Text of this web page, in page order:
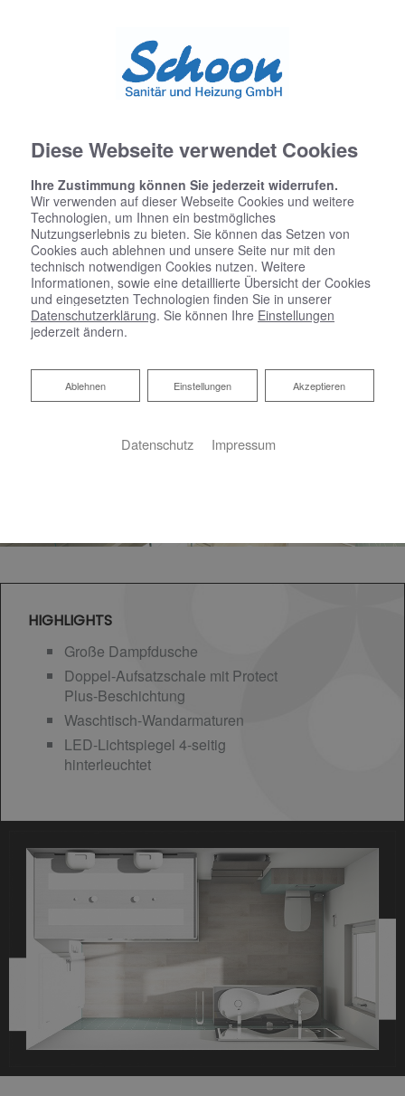
Startseite»Bad»Badinspiration & Musterbäder
Luxus-Bad 7 ㎡
HIGHLIGHTS
Große Dampfdusche
Doppel-Aufsatzschale mit Protect
Plus-Beschichtung
Waschtisch-Wandarmaturen
LED-Lichtspiegel 4-seitig
hinterleuchtet
Diese Webseite verwendet Cookies
Ihre Zustimmung können Sie jederzeit widerrufen.
Wir verwenden auf dieser Webseite Cookies und weitere
Technologien, um Ihnen ein bestmögliches
Nutzungserlebnis zu bieten. Sie können das Setzen von
Cookies auch ablehnen und unsere Seite nur mit den
technisch notwendigen Cookies nutzen. Weitere
Informationen, sowie eine detaillierte Übersicht der Cookies
und eingesetzten Technologien finden Sie in unserer
Datenschutzerklärung. Sie können Ihre Einstellungen
jederzeit ändern.
Akzeptieren
Einstellungen
Ablehnen
Ablehnen
Datenschutz Impressum